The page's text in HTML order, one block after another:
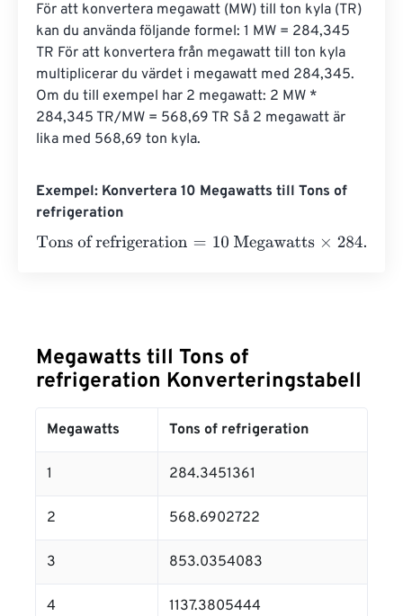
För att konvertera megawatt (MW) till ton kyla (TR)
kan du använda följande formel: 1 MW = 284,345
TR För att konvertera från megawatt till ton kyla
multiplicerar du värdet i megawatt med 284,345.
Om du till exempel har 2 megawatt: 2 MW *
284,345 TR/MW = 568,69 TR Så 2 megawatt är
lika med 568,69 ton kyla.
Exempel: Konvertera 10 Megawatts till Tons of
refrigeration
Tons of refrigeration=10 Megawatts×284.34513609
Megawatts till Tons of
refrigeration Konverteringstabell
Megawatts Tons of refrigeration
1 284.3451361
2 568.6902722
3 853.0354083
4 1137.3805444